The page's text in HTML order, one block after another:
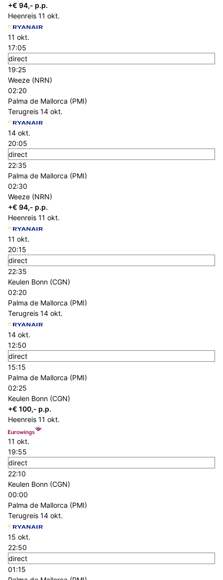
+€ 94,- p.p.
Heenreis 11 okt.
11 okt.
17:05
direct
19:25
Weeze (NRN)
02:20
Palma de Mallorca (PMI)
Terugreis 14 okt.
14 okt.
20:05
direct
22:35
Palma de Mallorca (PMI)
02:30
Weeze (NRN)
+€ 94,- p.p.
Heenreis 11 okt.
11 okt.
20:15
direct
22:35
Keulen Bonn (CGN)
02:20
Palma de Mallorca (PMI)
Terugreis 14 okt.
14 okt.
12:50
direct
15:15
Palma de Mallorca (PMI)
02:25
Keulen Bonn (CGN)
+€ 100,- p.p.
Heenreis 11 okt.
11 okt.
19:55
direct
22:10
Keulen Bonn (CGN)
00:00
Palma de Mallorca (PMI)
Terugreis 14 okt.
15 okt.
22:50
direct
01:15